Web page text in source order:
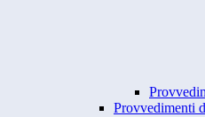
Provvedimenti